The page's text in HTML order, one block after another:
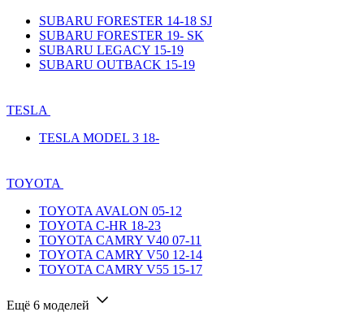
SUBARU FORESTER 14-18 SJ
SUBARU FORESTER 19- SK
SUBARU LEGACY 15-19
SUBARU OUTBACK 15-19
TESLA
TESLA MODEL 3 18-
TOYOTA
TOYOTA AVALON 05-12
TOYOTA C-HR 18-23
TOYOTA CAMRY V40 07-11
TOYOTA CAMRY V50 12-14
TOYOTA CAMRY V55 15-17
Ещё 6 моделей